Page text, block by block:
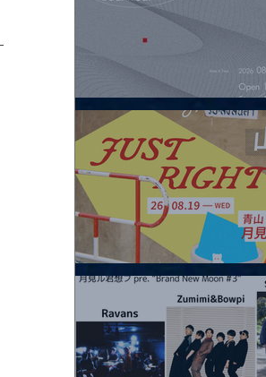
2026.08.16 |【観覧】夜）four dots vol.2
2026.08.19 |【観覧】JUST RIGHT!! vol.27